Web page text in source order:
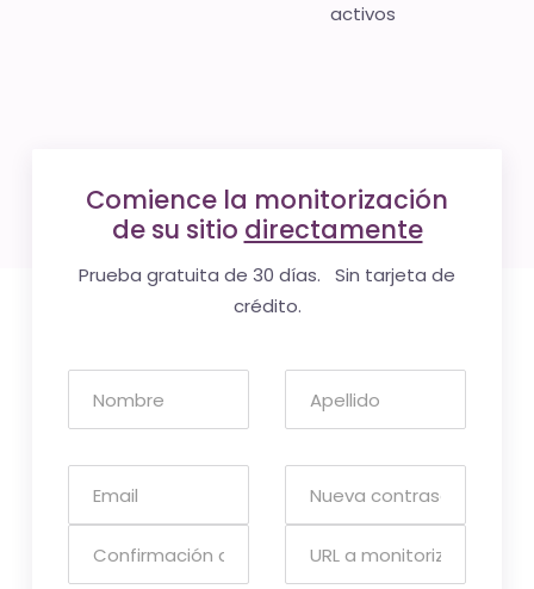
activos
Comience la monitorización
de su sitio directamente
Prueba gratuita de 30 días. Sin tarjeta de
crédito.